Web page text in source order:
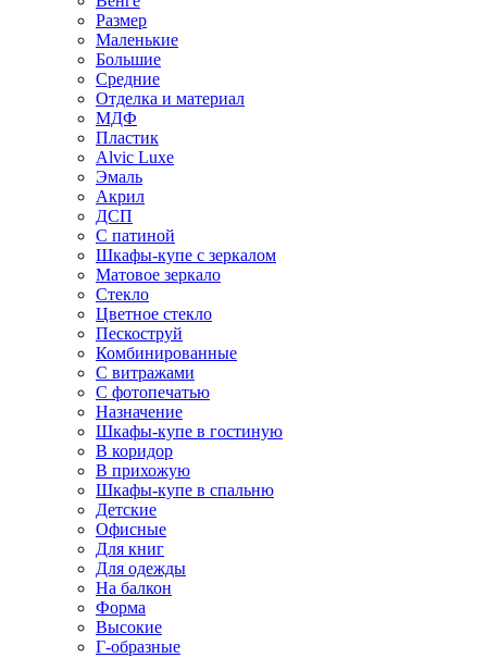
Размер
Маленькие
Большие
Средние
Отделка и материал
МДФ
Пластик
Alvic Luxe
Эмаль
Акрил
ДСП
С патиной
Шкафы-купе с зеркалом
Матовое зеркало
Стекло
Цветное стекло
Пескоструй
Комбинированные
С витражами
С фотопечатью
Назначение
Шкафы-купе в гостиную
В коридор
В прихожую
Шкафы-купе в спальню
Детские
Офисные
Для книг
Для одежды
На балкон
Форма
Высокие
Г-образные